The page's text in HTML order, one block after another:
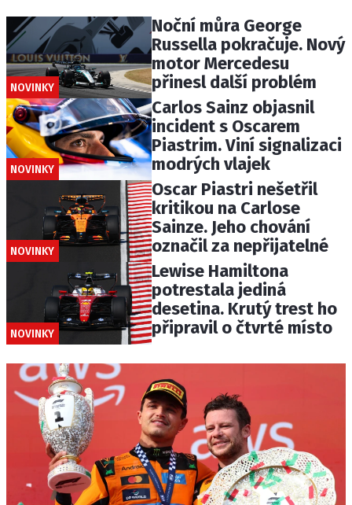
NOVINKY
Noční můra George
Russella pokračuje. Nový
motor Mercedesu
přinesl další problém
NOVINKY
Carlos Sainz objasnil
incident s Oscarem
Piastrim. Viní signalizaci
modrých vlajek
NOVINKY
Oscar Piastri nešetřil
kritikou na Carlose
Sainze. Jeho chování
označil za nepřijatelné
NOVINKY
Lewise Hamiltona
potrestala jediná
desetina. Krutý trest ho
připravil o čtvrté místo